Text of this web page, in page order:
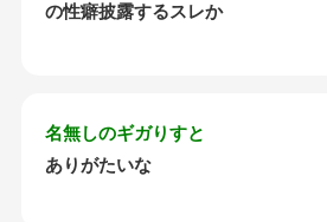
の性癖披露するスレか
名無しのギガりすと
ありがたいな